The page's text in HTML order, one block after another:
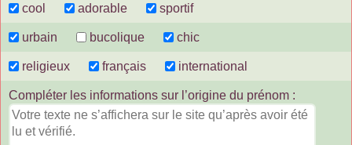
cool adorable sportif
urbain bucolique chic
religieux français international
Compléter les informations sur l’origine du prénom :